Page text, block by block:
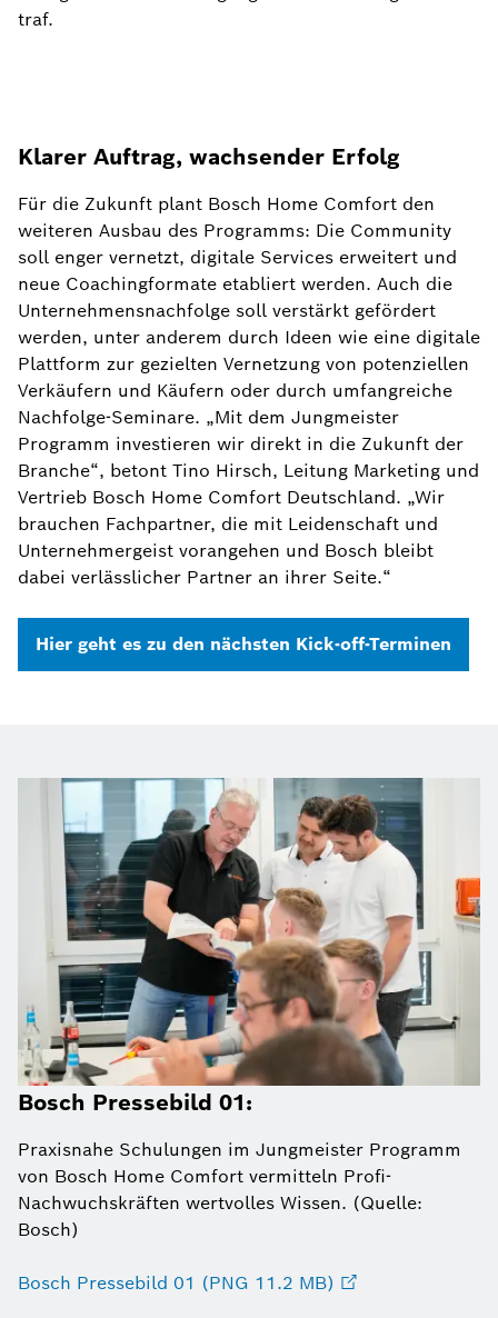
traf.
Klarer Auftrag, wachsender Erfolg
Für die Zukunft plant Bosch Home Comfort den
weiteren Ausbau des Programms: Die Community
soll enger vernetzt, digitale Services erweitert und
neue Coachingformate etabliert werden. Auch die
Unternehmensnachfolge soll verstärkt gefördert
werden, unter anderem durch Ideen wie eine digitale
Plattform zur gezielten Vernetzung von potenziellen
Verkäufern und Käufern oder durch umfangreiche
Nachfolge-Seminare. „Mit dem Jungmeister
Programm investieren wir direkt in die Zukunft der
Branche“, betont Tino Hirsch, Leitung Marketing und
Vertrieb Bosch Home Comfort Deutschland. „Wir
brauchen Fachpartner, die mit Leidenschaft und
Unternehmergeist vorangehen und Bosch bleibt
dabei verlässlicher Partner an ihrer Seite.“
Hier geht es zu den nächsten Kick-off-Terminen
Bosch Pressebild 01:
Praxisnahe Schulungen im Jungmeister Programm
von Bosch Home Comfort vermitteln Profi-
Nachwuchskräften wertvolles Wissen. (Quelle:
Bosch)
Bosch Pressebild 01 (PNG 11.2 MB)